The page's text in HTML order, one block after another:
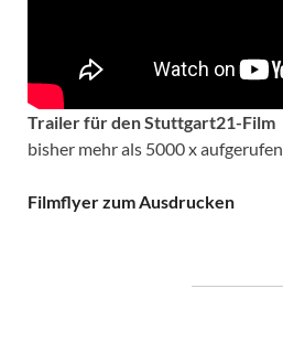
Trailer für den Stuttgart21-Film
bisher mehr als 5000 x aufgerufen
Filmflyer zum Ausdrucken